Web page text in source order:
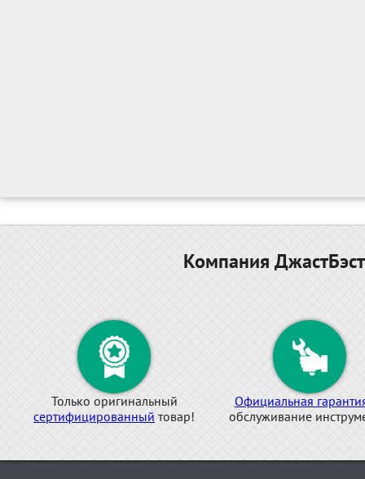
Компания
Только оригинальный
сертифицированный товар!
Официальная
обслуживание